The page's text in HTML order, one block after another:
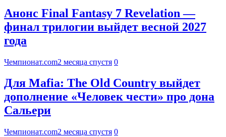
Анонс Final Fantasy 7 Revelation —
финал трилогии выйдет весной 2027
года
Чемпионат.com2 месяца спустя 0
Для Mafia: The Old Country выйдет
дополнение «Человек чести» про дона
Сальери
Чемпионат.com2 месяца спустя 0